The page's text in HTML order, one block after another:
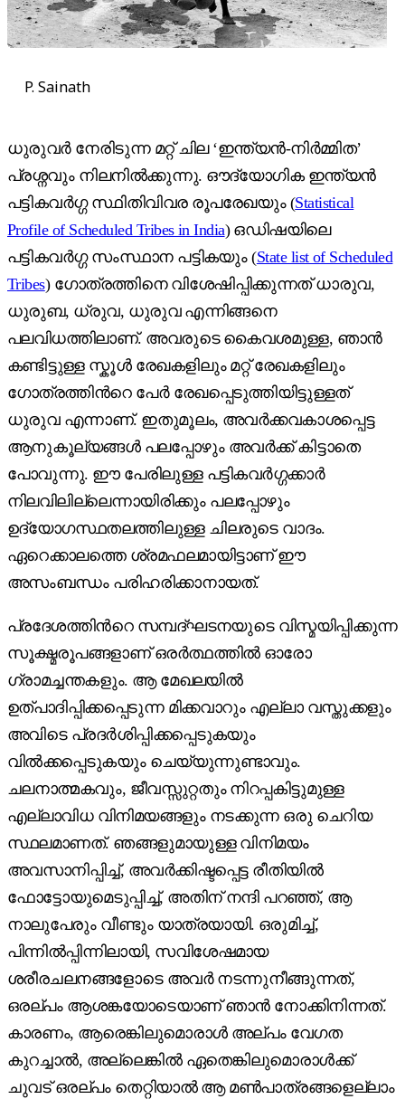
P. Sainath
ധുരുവർ നേരിടുന്ന മറ്റ് ചില ‘ഇന്ത്യൻ-നിർമ്മിത’
പ്രശ്നവും നിലനിൽക്കുന്നു. ഔദ്യോഗിക ഇന്ത്യൻ
പട്ടികവർഗ്ഗ സ്ഥിതിവിവര രൂപരേഖയും (Statistical
Profile of Scheduled Tribes in India) ഒഡിഷയിലെ
പട്ടികവർഗ്ഗ സംസ്ഥാന പട്ടികയും (State list of Scheduled
Tribes) ഗോത്രത്തിനെ വിശേഷിപ്പിക്കുന്നത് ധാരുവ,
ധുരുബ, ധ്രുവ, ധുരുവ എന്നിങ്ങനെ
പലവിധത്തിലാണ്. അവരുടെ കൈവശമുള്ള, ഞാന്‍
കണ്ടിട്ടുള്ള സ്കൂൾ രേഖകളിലും മറ്റ് രേഖകളിലും
ഗോത്രത്തിന്‍റെ പേർ രേഖപ്പെടുത്തിയിട്ടുള്ളത്
ധുരുവ എന്നാണ്. ഇതുമൂലം, അവർക്കവകാശപ്പെട്ട
ആനുകൂല്യങ്ങൾ പലപ്പോഴും അവർക്ക് കിട്ടാതെ
പോവുന്നു. ഈ പേരിലുള്ള പട്ടികവർഗ്ഗക്കാർ
നിലവിലില്ലെന്നായിരിക്കും പലപ്പോഴും
ഉദ്യോഗസ്ഥതലത്തിലുള്ള ചിലരുടെ വാദം.
ഏറെക്കാലത്തെ ശ്രമഫലമായിട്ടാണ് ഈ
അസംബന്ധം പരിഹരിക്കാനായത്.
പ്രദേശത്തിന്‍റെ സമ്പദ്ഘടനയുടെ വിസ്മയിപ്പിക്കുന്ന
സൂക്ഷ്മരൂപങ്ങളാണ് ഒരർത്ഥത്തിൽ ഓരോ
ഗ്രാമച്ചന്തകളും. ആ മേഖലയിൽ
ഉത്പാദിപ്പിക്കപ്പെടുന്ന മിക്കവാറും എല്ലാ വസ്തുക്കളും
അവിടെ പ്രദർശിപ്പിക്കപ്പെടുകയും
വിൽക്കപ്പെടുകയും ചെയ്യുന്നുണ്ടാവും.
ചലനാത്മകവും, ജീവസ്സുറ്റതും നിറപ്പകിട്ടുമുള്ള
എല്ലാവിധ വിനിമയങ്ങളും നടക്കുന്ന ഒരു ചെറിയ
സ്ഥലമാണത്. ഞങ്ങളുമായുള്ള വിനിമയം
അവസാനിപ്പിച്ച്, അവർക്കിഷ്ടപ്പെട്ട രീതിയിൽ
ഫോട്ടോയുമെടുപ്പിച്ച്, അതിന് നന്ദി പറഞ്ഞ്, ആ
നാലുപേരും വീണ്ടും യാത്രയായി. ഒരുമിച്ച്,
പിന്നിൽ‌പ്പിന്നിലായി, സവിശേഷമായ
ശരീരചലനങ്ങളോടെ അവർ നടന്നുനീങ്ങുന്നത്,
ഒരല്പം ആശങ്കയോടെയാണ് ഞാൻ നോക്കിനിന്നത്.
കാരണം, ആരെങ്കിലുമൊരാൾ അല്പം വേഗത
കുറച്ചാൽ, അല്ലെങ്കിൽ ഏതെങ്കിലുമൊരാൾക്ക്
ചുവട് ഒരല്പം തെറ്റിയാൽ ആ മൺപാത്രങ്ങളെല്ലാം